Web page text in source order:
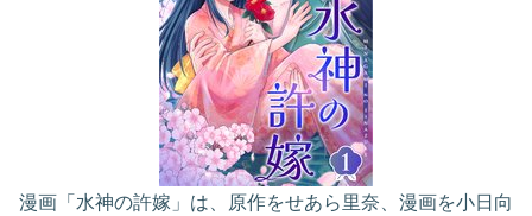
漫画「水神の許嫁」は、原作をせあら里奈、漫画を小日向